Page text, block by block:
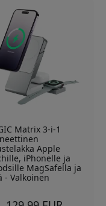
Matrix 3-i-1
Apple
iPhonelle ja
MagSafella ja
- Valkoinen